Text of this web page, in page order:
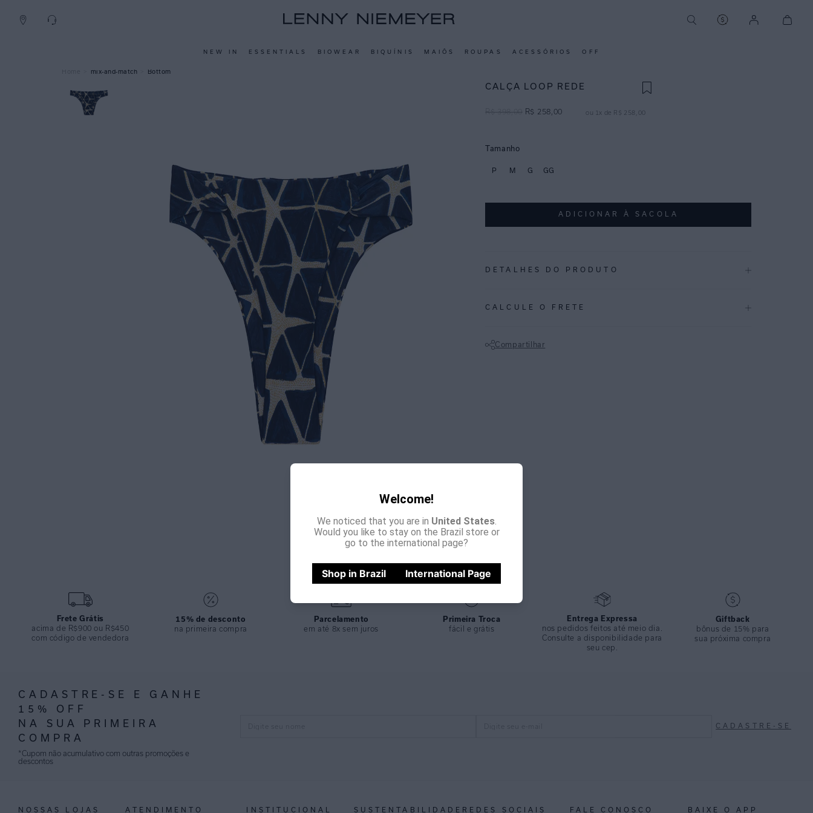
NEW IN ESSENTIALS BIOWEAR BIQUÍNIS MAIÔS ROUPAS ACESSÓRIOS OFF
Welcome!
We noticed that you are in United States.
Would you like to stay on the Brazil store or
go to the international page?
Shop in Brazil International Page
mix-and-match Bottom
CALÇA LOOP REDE
R$ 398,00 R$ 258 00 ou 1 x de R$ 258 00
Tamanho
P M G GG
ADICIONAR À SACOLA
DETALHES DO PRODUTO
COMPOSIÇÃO
CALCULE O FRETE
Compartilhar
Frete Grátis
acima de R$900 ou R$450
com código de vendedora
15% de desconto
na primeira compra
Parcelamento
em até 8x sem juros
Primeira Troca
fácil e grátis
Entrega Expressa
nos pedidos feitos até meio dia.
Consulte a disponibilidade para
seu cep.
Giftback
bônus de 15% para
sua próxima compra
CADASTRE-SE E GANHE
15% OFF
NA SUA PRIMEIRA
COMPRA
*Cupom não acumulativo com outras promoções e
descontos
CADASTRE-SE
NOSSAS LOJAS ATENDIMENTO INSTITUCIONAL SUSTENTABILIDADE REDES SOCIAIS FALE CONOSCO BAIXE O APP